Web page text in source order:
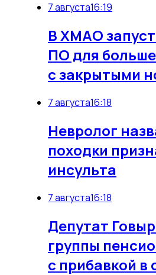
7 августа16:19
В ХМАО
ПО для
с закрытыми
7 августа16:18
Невролог
походки
инсульта
7 августа16:18
Депутат
группы
с прибавкой в